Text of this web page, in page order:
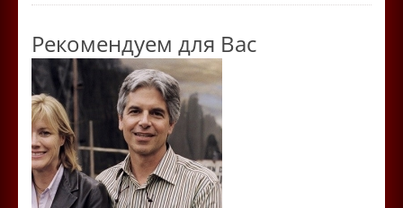
Рекомендуем для Вас